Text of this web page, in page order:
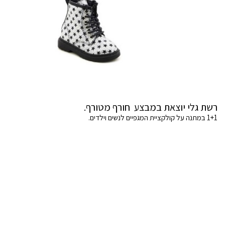
רשת גלי יוצאת במבצע חורף מטורף.
1+1 במתנה על קולקציית המגפיים לנשים וילדים.